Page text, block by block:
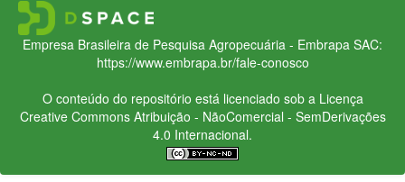
Empresa Brasileira de Pesquisa Agropecuária - Embrapa SAC:
https://www.embrapa.br/fale-conosco
O conteúdo do repositório está licenciado sob a Licença
Creative CommonsAtribuição - NãoComercial - SemDerivações
4.0 Internacional.